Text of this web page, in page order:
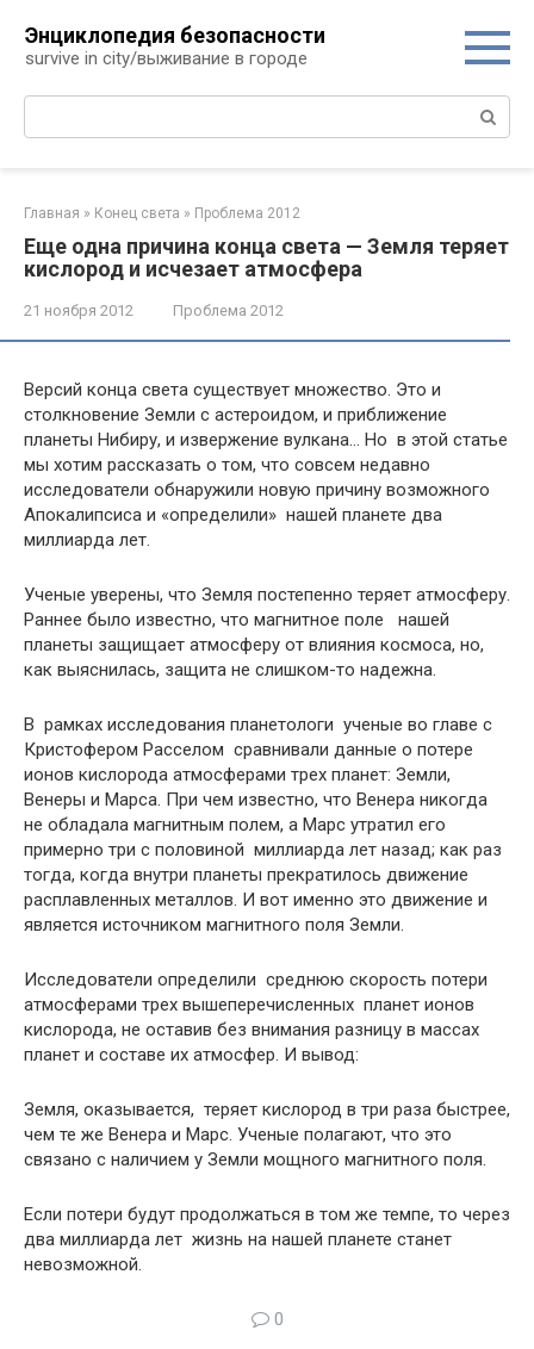
контенту
Энциклопедия безопасности
survive in city/выживание в городе
Поиск:
Главная » Конец света » Проблема 2012
Еще одна причина конца света — Земля теряет
кислород и исчезает атмосфера
21 ноября 2012 Проблема 2012
Версий конца света существует множество. Это и
столкновение Земли с астероидом, и приближение
планеты Нибиру, и извержение вулкана… Но в этой статье
мы хотим рассказать о том, что совсем недавно
исследователи обнаружили новую причину возможного
Апокалипсиса и «определили» нашей планете два
миллиарда лет.
Ученые уверены, что Земля постепенно теряет атмосферу.
Раннее было известно, что магнитное поле нашей
планеты защищает атмосферу от влияния космоса, но,
как выяснилась, защита не слишком-то надежна.
В рамках исследования планетологи ученые во главе с
Кристофером Расселом сравнивали данные о потере
ионов кислорода атмосферами трех планет: Земли,
Венеры и Марса. При чем известно, что Венера никогда
не обладала магнитным полем, а Марс утратил его
примерно три с половиной миллиарда лет назад; как раз
тогда, когда внутри планеты прекратилось движение
расплавленных металлов. И вот именно это движение и
является источником магнитного поля Земли.
Исследователи определили среднюю скорость потери
атмосферами трех вышеперечисленных планет ионов
кислорода, не оставив без внимания разницу в массах
планет и составе их атмосфер. И вывод:
Земля, оказывается, теряет кислород в три раза быстрее,
чем те же Венера и Марс. Ученые полагают, что это
связано с наличием у Земли мощного магнитного поля.
Если потери будут продолжаться в том же темпе, то через
два миллиарда лет жизнь на нашей планете станет
невозможной.
0